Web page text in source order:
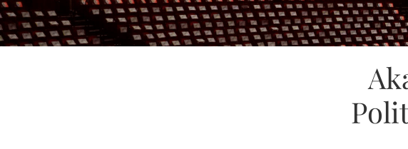
Skip
to
content